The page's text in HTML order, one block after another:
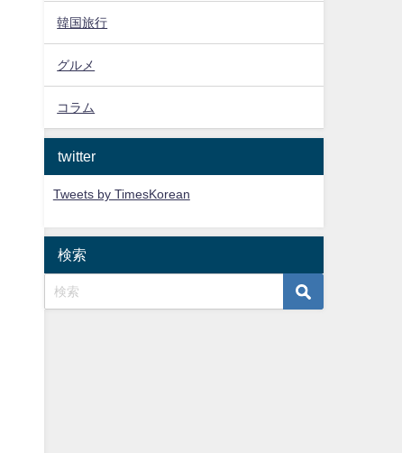
韓国旅行
グルメ
コラム
twitter
Tweets by TimesKorean
検索